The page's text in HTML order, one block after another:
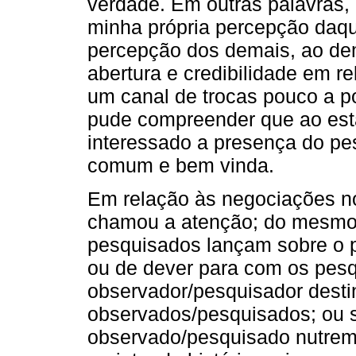
minha própria percepção
percepção dos demais, ao
abertura e credibilidade em
um canal de trocas pouco a
pude compreender que ao
interessado a presença do
comum e bem vinda.
Em relação às negociações
chamou a atenção; do
pesquisados lançam sobre o
ou de dever para com os
observador/pesquisador
observados/pesquisados; ou
observado/pesquisado